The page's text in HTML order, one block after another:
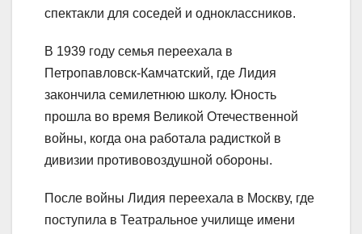
спектакли для соседей и одноклассников.
В 1939 году семья переехала в
Петропавловск-Камчатский, где Лидия
закончила семилетнюю школу. Юность
прошла во время Великой Отечественной
войны, когда она работала радисткой в
дивизии противовоздушной обороны.
После войны Лидия переехала в Москву, где
поступила в Театральное училище имени